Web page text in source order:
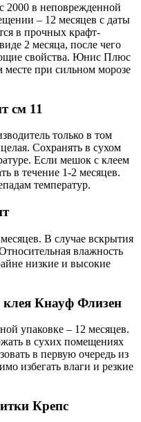
2000 в неповрежденной
– 12 месяцев с даты
в прочных крафт-
2 месяца, после чего
свойства. Юнис Плюс
месте при сильном морозе
см 11
только в том
Сохранять в сухом
Если мешок с клеем
в течение 1-2 месяцев.
температур.
В случае вскрытия
влажность
низкие и высокие
клея Кнауф Флизен
упаковке – 12 месяцев.
в сухих помещениях
в первую очередь из
избегать влаги и резкие
Крепс